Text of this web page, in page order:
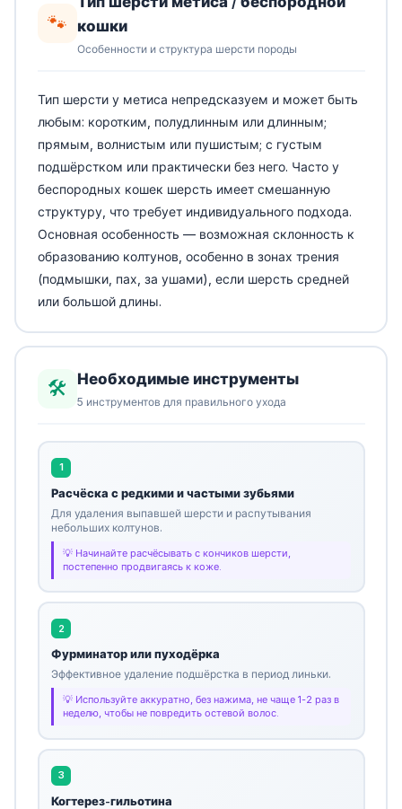
🐾
кошки
Особенности и структура шерсти породы
Тип шерсти у метиса непредсказуем и может быть
любым: коротким, полудлинным или длинным;
прямым, волнистым или пушистым; с густым
подшёрстком или практически без него. Часто у
беспородных кошек шерсть имеет смешанную
структуру, что требует индивидуального подхода.
Основная особенность — возможная склонность к
образованию колтунов, особенно в зонах трения
(подмышки, пах, за ушами), если шерсть средней
или большой длины.
🛠️ Необходимые инструменты
5 инструментов для правильного ухода
1
Расчёска с редкими и частыми зубьями
Для удаления выпавшей шерсти и распутывания
небольших колтунов.
Начинайте расчёсывать с кончиков шерсти,
постепенно продвигаясь к коже.
2
Фурминатор или пуходёрка
Эффективное удаление подшёрстка в период линьки.
Используйте аккуратно, без нажима, не чаще 1-2 раз в
неделю, чтобы не повредить остевой волос.
3
Когтерез-гильотина